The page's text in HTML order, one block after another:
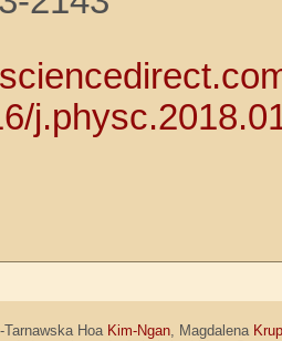
Tarnawska Hoa Kim-Ngan, Magdalena